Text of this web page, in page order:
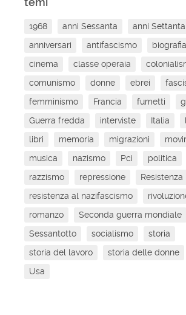
1968 anni Sessanta
anni Settanta
anniversari
antifascismo biografia
cinema
classe operaia
comunismo
donne ebrei
femminismo
Francia fumetti
Guerra fredda
interviste Italia
libri
memoria migrazioni
musica
nazismo Pci politica
razzismo
repressione
Resistenza
resistenza al nazifascismo
romanzo
Seconda guerra mondiale
Sessantotto
socialismo
storia
storia del lavoro
storia delle donne
Usa